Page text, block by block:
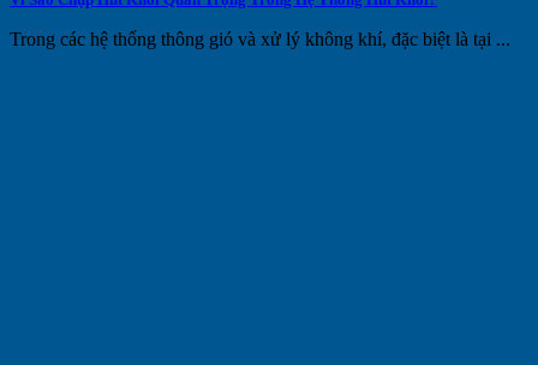
Trong các hệ thống thông gió và xử lý không khí, đặc biệt là tại ...